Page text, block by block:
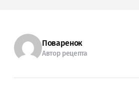
Поваренок
Автор рецепта